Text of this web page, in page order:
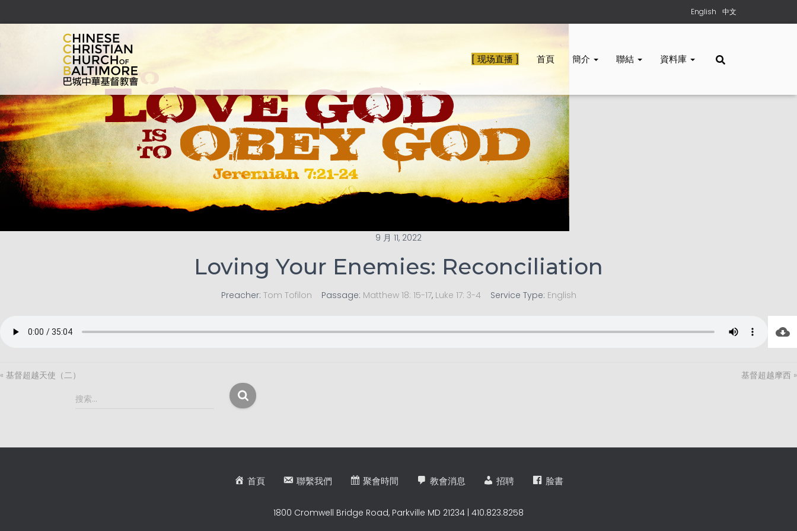
English 中文
[ 现场直播 ] 首頁 簡介 聯結 資料庫
9 月 11, 2022
Loving Your Enemies: Reconciliation
Preacher: Tom Tofilon Passage: Matthew 18: 15-17, Luke 17: 3-4 Service Type: English
« 基督超越天使（二）
基督超越摩西 »
搜
搜索…
首頁 聯繫我們 聚會時間 教會消息 招聘 脸書
1800 Cromwell Bridge Road, Parkville MD 21234 | 410.823.8258